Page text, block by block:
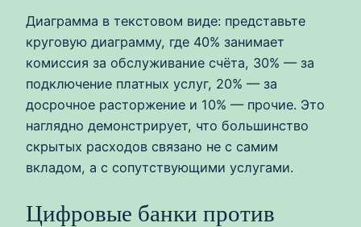
Диаграмма в текстовом виде: представьте
круговую диаграмму, где 40% занимает
комиссия за обслуживание счёта, 30% — за
подключение платных услуг, 20% — за
досрочное расторжение и 10% — прочие. Это
наглядно демонстрирует, что большинство
скрытых расходов связано не с самим
вкладом, а с сопутствующими услугами.
Цифровые банки против